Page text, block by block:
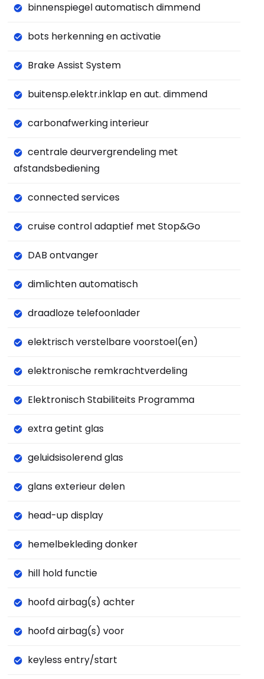
binnenspiegel automatisch dimmend
bots herkenning en activatie
Brake Assist System
buitensp.elektr.inklap en aut. dimmend
carbonafwerking interieur
centrale deurvergrendeling met
afstandsbediening
connected services
cruise control adaptief met Stop&Go
DAB ontvanger
dimlichten automatisch
draadloze telefoonlader
elektrisch verstelbare voorstoel(en)
elektronische remkrachtverdeling
Elektronisch Stabiliteits Programma
extra getint glas
geluidsisolerend glas
glans exterieur delen
head-up display
hemelbekleding donker
hill hold functie
hoofd airbag(s) achter
hoofd airbag(s) voor
keyless entry/start